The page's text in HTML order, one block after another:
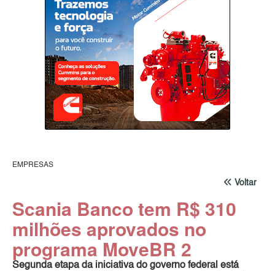
EMPRESAS
Voltar
Scania Banco tem R$ 310
milhões aprovados no
programa MoveBR 2
Segunda etapa da iniciativa do governo federal está